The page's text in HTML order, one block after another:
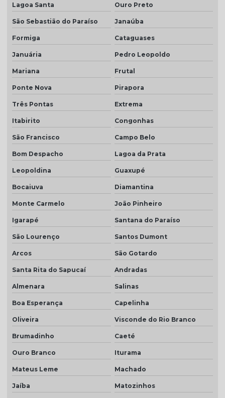
Telha romana natural
Telha romana preço m2
Telha romana resinada
Telha selote
Telha transparente americana
Telha transparente americana quanto custa
Telhas ceramica porcelanato
Telhas coloniais cores
Telhas dupla
Telhas dupla face
Telhas dupla face branca
Telhas rústicas
Valor da telha americana esmaltada
Lagoa Santa Ouro Preto
São Sebastião do Paraíso Janaúba
Formiga Cataguases
Januária Pedro Leopoldo
Mariana Frutal
Ponte Nova Pirapora
Três Pontas Extrema
Itabirito Congonhas
São Francisco Campo Belo
Bom Despacho Lagoa da Prata
Leopoldina Guaxupé
Bocaiuva Diamantina
Monte Carmelo João Pinheiro
Igarapé Santana do Paraíso
São Lourenço Santos Dumont
Arcos São Gotardo
Santa Rita do Sapucaí Andradas
Almenara Salinas
Boa Esperança Capelinha
Oliveira Visconde do Rio Branco
Brumadinho Caeté
Ouro Branco Iturama
Mateus Leme Machado
Jaíba Matozinhos